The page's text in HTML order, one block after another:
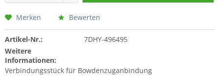
Merken Bewerten
Artikel-Nr.:
7DHY-496495
Weitere
Informationen:
Verbindungsstück für Bowdenzuganbindung